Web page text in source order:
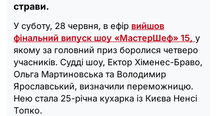
страви.
У суботу, 28 червня, в ефір вийшов
фінальний випуск шоу «МастерШеф» 15, у
якому за головний приз боролися четверо
учасників. Судді шоу, Ектор Хіменес-Браво,
Ольга Мартиновська та Володимир
Ярославський, визначили переможницю.
Нею стала 25-річна кухарка із Києва Ненсі
Топко.